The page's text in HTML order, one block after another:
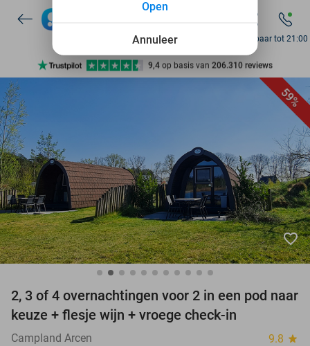
7 dagen per week beschikbaar
10+ miljoen leden
9,4 op basis van 206.310 reviews
Bereikbaar tot 21:00
59%
favorite_border
2, 3 of 4 overnachtingen voor 2 in een pod naar
keuze + flesje wijn + vroege check-in
Campland Arcen 9.8 star
Annuleer
Open